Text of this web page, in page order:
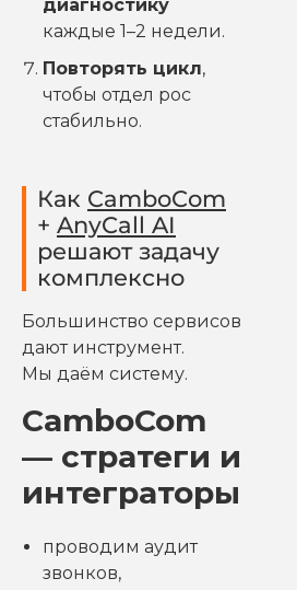
диагностику
каждые 1–2 недели.
Повторять цикл,
чтобы отдел рос
стабильно.
Как CamboCom
+ AnyCall AI
решают задачу
комплексно
Большинство сервисов
дают инструмент.
Мы даём систему.
CamboCom
— стратеги и
интеграторы
проводим аудит
звонков,